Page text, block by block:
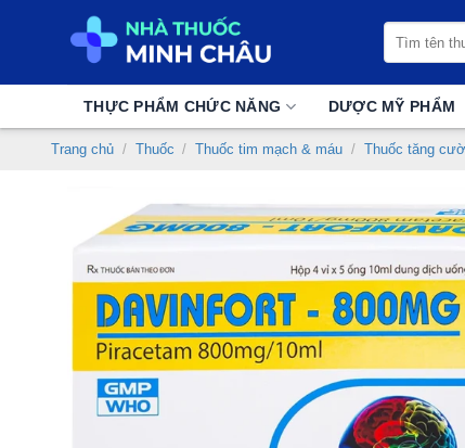
kiếm:
THỰC PHẨM CHỨC NĂNG DƯỢC MỸ PHẨM
Trang chủ / Thuốc / Thuốc tim mạch & máu / Thuốc tăng